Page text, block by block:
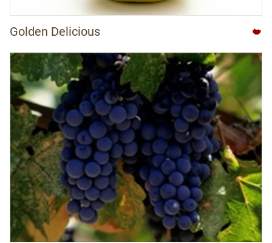
Golden Delicious